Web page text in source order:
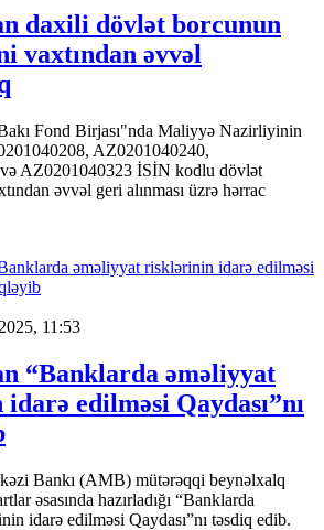
daxili dövlət borcunun
vaxtından əvvəl
Fond Birjası"nda Maliyyə Nazirliyinin
AZ0201040240,
AZ0201040323 İSİN kodlu dövlət
əvvəl geri alınması üzrə hərrac
11:53
“Banklarda əməliyyat
edilməsi Qaydası”nı
Bankı (AMB) mütərəqqi beynəlxalq
əsasında hazırladığı “Banklarda
idarə edilməsi Qaydası”nı təsdiq edib.